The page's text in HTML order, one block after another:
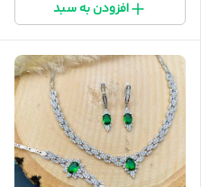
افزودن به سبد